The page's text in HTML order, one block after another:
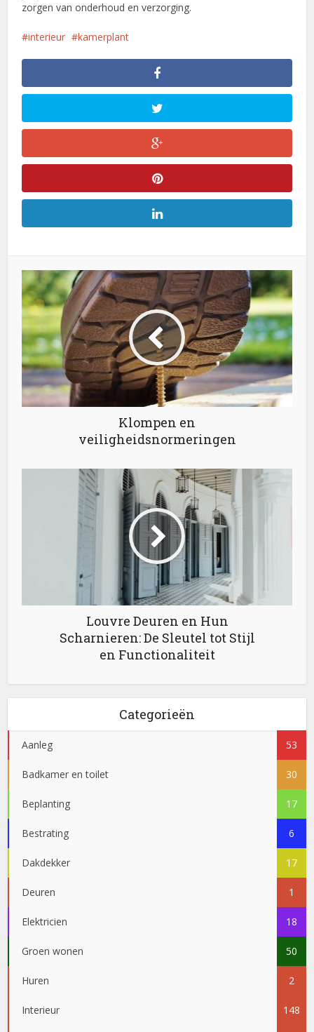
zorgen van onderhoud en verzorging.
interieur kamerplant
Klompen en
veiligheidsnormeringen
Louvre Deuren en Hun
Scharnieren: De Sleutel tot Stijl
en Functionaliteit
Categorieën
Aanleg 53
Badkamer en toilet 30
Beplanting 17
Bestrating 6
Dakdekker 17
Deuren 1
Elektricien 18
Groen wonen 50
Huren 2
Interieur 148